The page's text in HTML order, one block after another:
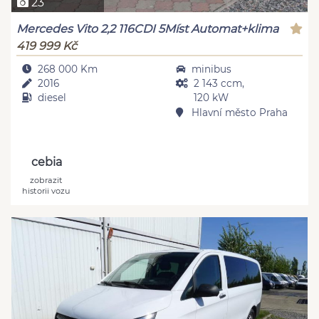
Mercedes Vito 2,2 116CDI 5Míst Automat+klima
419 999 Kč
268 000 Km
2016
diesel
minibus
2 143 ccm,
120 kW
Hlavní město Praha
cebia
zobrazit
historii vozu